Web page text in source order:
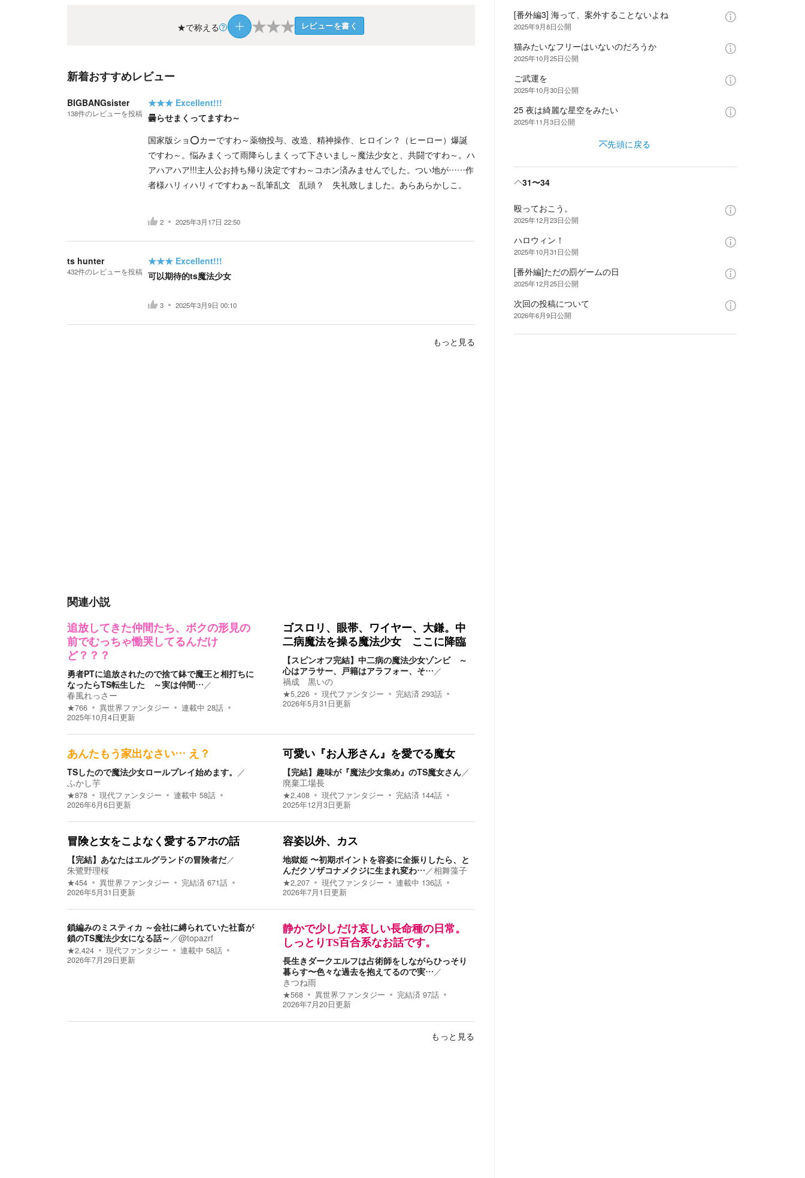
★で称える ★★★ レビューを書く
新着おすすめレビュー
BIGBANGsister
138件のレビューを投稿
★★★ Excellent!!!
曇らせまくってますわ～
国家版ショ⭕カーですわ～薬物投与、改造、精神操作、ヒロイン？（ヒーロー）爆誕
ですわ～。悩みまくって雨降らしまくって下さいまし～魔法少女と、共闘ですわ～。ハ
アハアハア!!!主人公お持ち帰り決定ですわ～コホン済みませんでした。つい地が……作
者様ハリィハリィですわぁ～乱筆乱文 乱頭？ 失礼致しました。あらあらかしこ。
2 2025年3月17日 22:50
ts hunter
432件のレビューを投稿
★★★ Excellent!!!
可以期待的ts魔法少女
3 2025年3月9日 00:10
もっと見る
関連小説
追放してきた仲間たち、ボクの形見の
前でむっちゃ慟哭してるんだけ
ど？？？
勇者PTに追放されたので捨て鉢で魔王と相打ちに
なったらTS転生した ～実は仲間…／
春風れっさー
★766 異世界ファンタジー 連載中 28話
2025年10月4日更新
ゴスロリ、眼帯、ワイヤー、大鎌。中
二病魔法を操る魔法少女 ここに降臨
【スピンオフ完結】中二病の魔法少女ゾンビ ～
心はアラサー、戸籍はアラフォー、そ…／
禍成 黒いの
★5,226 現代ファンタジー 完結済 293話
2026年5月31日更新
あんたもう家出なさい… え？
TSしたので魔法少女ロールプレイ始めます。 ／
ふかし芋
★878 現代ファンタジー 連載中 58話
2026年6月6日更新
可愛い『お人形さん』を愛でる魔女
【完結】趣味が『魔法少女集め』のTS魔女さん／
廃棄工場長
★2,408 現代ファンタジー 完結済 144話
2025年12月3日更新
冒険と女をこよなく愛するアホの話
【完結】あなたはエルグランドの冒険者だ／
朱鷺野理桜
★454 異世界ファンタジー 完結済 671話
2026年5月31日更新
容姿以外、カス
地獄姫 〜初期ポイントを容姿に全振りしたら、と
んだクソザコナメクジに生まれ変わ…／相舞藻子
★2,207 現代ファンタジー 連載中 136話
2026年7月1日更新
鎖編みのミスティカ ～会社に縛られていた社畜が
鎖のTS魔法少女になる話～ ／@topazrf
★2,424 現代ファンタジー 連載中 58話
2026年7月29日更新
静かで少しだけ哀しい長命種の日常。
しっとりTS百合系なお話です。
長生きダークエルフは占術師をしながらひっそり
暮らす〜色々な過去を抱えてるので実…／
きつね雨
★568 異世界ファンタジー 完結済 97話
2026年7月20日更新
もっと見る
[番外編3] 海って、案外することないよね
2025年9月8日公開
猫みたいなフリーはいないのだろうか
2025年10月25日公開
ご武運を
2025年10月30日公開
25 夜は綺麗な星空をみたい
2025年11月3日公開
先頭に戻る
31〜34
殴っておこう。
2025年12月23日公開
ハロウィン！
2025年10月31日公開
[番外編]ただの罰ゲームの日
2025年12月25日公開
次回の投稿について
2026年6月9日公開